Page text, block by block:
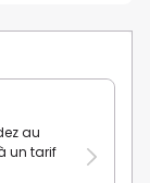
au
un tarif